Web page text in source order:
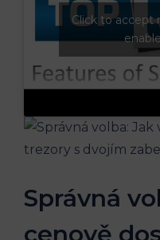
Click to accept
Správná
cenově